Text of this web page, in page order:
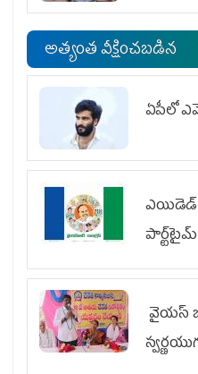
అత్యంత వీక్షించబడిన
ఏపీలో
ఎయిడెడ్‌
పార్ట్‌టైమ్‌
భరోసా
వైయ‌స్